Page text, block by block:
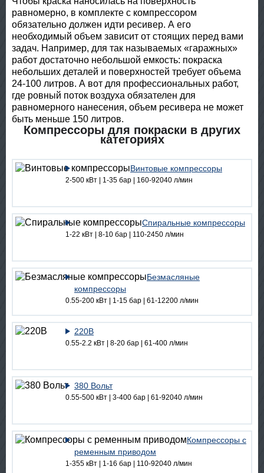
равномерно, в комплекте с компрессором
обязательно должен идти ресивер. А его
необходимый объем зависит от стоящих перед вами
задач. Например, для так называемых «гаражных»
работ достаточно небольшой емкость: покраска
небольших деталей и поверхностей требует объема
24-100 литров. А вот для профессиональных работ,
где ровный поток воздуха обязателен для
равномерного нанесения, объем ресивера не может
быть меньше 150 литров.
Компрессоры для покраски в других
категориях
Винтовые компрессоры
2-500 кВт | 1-35 бар | 160-92040 л/мин
Спиральные компрессоры
1-22 кВт | 8-10 бар | 110-2450 л/мин
Безмасляные
компрессоры
0.55-200 кВт | 1-15 бар | 61-12200 л/мин
220В
0.55-2.2 кВт | 8-20 бар | 61-400 л/мин
380 Вольт
0.55-500 кВт | 3-400 бар | 61-92040 л/мин
Компрессоры с
ременным приводом
1-355 кВт | 1-16 бар | 110-92040 л/мин